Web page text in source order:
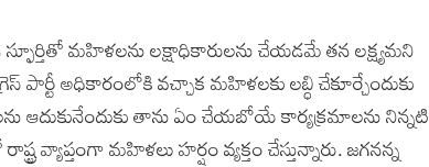
మ‌హిళ‌ల‌ను ల‌క్షాధికారుల‌ను చేయ‌డ‌మే త‌న ల‌క్ష్య‌మ‌ని
అధికారంలోకి వ‌చ్చాక మ‌హిళ‌ల‌కు ల‌బ్ధి చేకూర్చేందుకు
ఆదుకునేందుకు తాను ఏం చేయ‌బోయే కార్య‌క్ర‌మాల‌ను నిన్న‌టి
మ‌హిళ‌లు హ‌ర్షం వ్య‌క్తం చేస్తున్నారు. జ‌గ‌న‌న్న